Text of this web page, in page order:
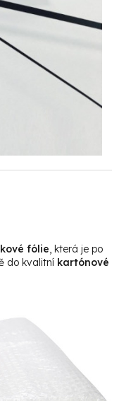
fólie, která je po
do kvalitní kartónové